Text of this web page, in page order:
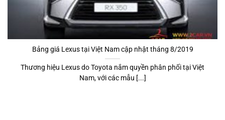
Bảng giá Lexus tại Việt Nam cập nhật tháng 8/2019
Thương hiệu Lexus do Toyota nắm quyền phân phối tại Việt
Nam, với các mẫu [...]